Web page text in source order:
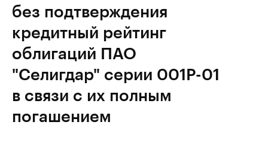
без подтверждения
кредитный рейтинг
облигаций ПАО
"Селигдар" серии 001Р-01
в связи с их полным
погашением